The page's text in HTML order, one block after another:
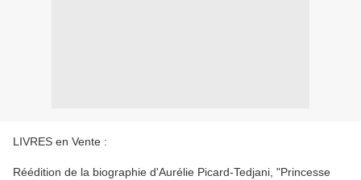
LIVRES en Vente :
Réédition de la biographie d'Aurélie Picard-Tedjani, "Princesse